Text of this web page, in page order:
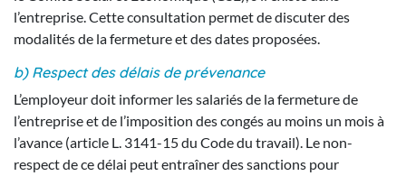
l’entreprise. Cette consultation permet de discuter des
modalités de la fermeture et des dates proposées.
b) Respect des délais de prévenance
L’employeur doit informer les salariés de la fermeture de
l’entreprise et de l’imposition des congés au moins un mois à
l’avance (article L. 3141-15 du Code du travail). Le non-
respect de ce délai peut entraîner des sanctions pour